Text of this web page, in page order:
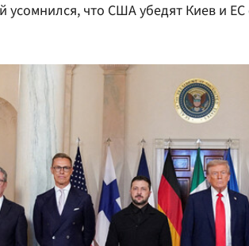
что США убедят Киев и ЕС